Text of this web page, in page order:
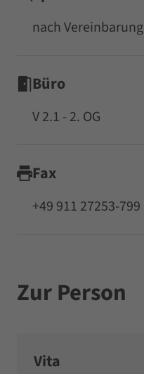
nach Vereinbarung
Büro
V 2.1 - 2. OG
Fax
+49 911 27253-799
Zur Person
Vita